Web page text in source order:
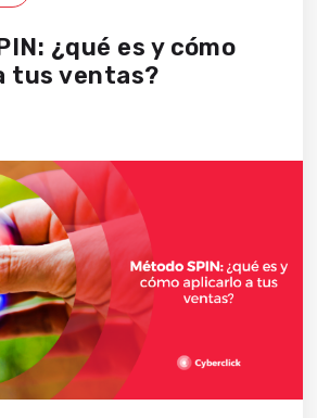
¿qué es y cómo
tus ventas?